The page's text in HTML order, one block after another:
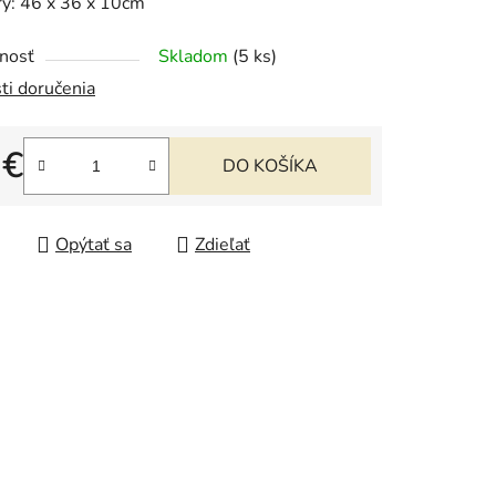
Skladom (5 ks)
doručenia
cena:
DO KOŠÍKA
Opýtať sa Zdieľať